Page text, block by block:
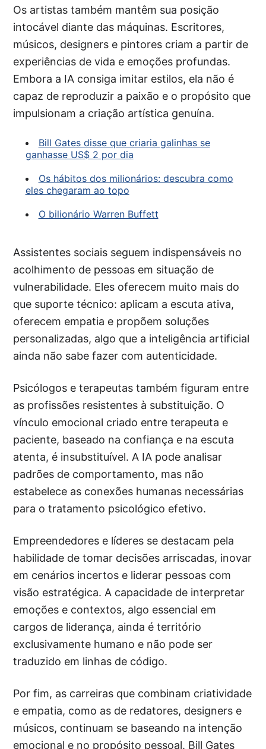
Os artistas também mantêm sua posição
intocável diante das máquinas. Escritores,
músicos, designers e pintores criam a partir de
experiências de vida e emoções profundas.
Embora a IA consiga imitar estilos, ela não é
capaz de reproduzir a paixão e o propósito que
impulsionam a criação artística genuína.
Bill Gates disse que criaria galinhas se
ganhasse US$ 2 por dia
Os hábitos dos milionários: descubra como
eles chegaram ao topo
O bilionário Warren Buffett
Assistentes sociais seguem indispensáveis no
acolhimento de pessoas em situação de
vulnerabilidade. Eles oferecem muito mais do
que suporte técnico: aplicam a escuta ativa,
oferecem empatia e propõem soluções
personalizadas, algo que a inteligência artificial
ainda não sabe fazer com autenticidade.
Psicólogos e terapeutas também figuram entre
as profissões resistentes à substituição. O
vínculo emocional criado entre terapeuta e
paciente, baseado na confiança e na escuta
atenta, é insubstituível. A IA pode analisar
padrões de comportamento, mas não
estabelece as conexões humanas necessárias
para o tratamento psicológico efetivo.
Empreendedores e líderes se destacam pela
habilidade de tomar decisões arriscadas, inovar
em cenários incertos e liderar pessoas com
visão estratégica. A capacidade de interpretar
emoções e contextos, algo essencial em
cargos de liderança, ainda é território
exclusivamente humano e não pode ser
traduzido em linhas de código.
Por fim, as carreiras que combinam criatividade
e empatia, como as de redatores, designers e
músicos, continuam se baseando na intenção
emocional e no propósito pessoal. Bill Gates